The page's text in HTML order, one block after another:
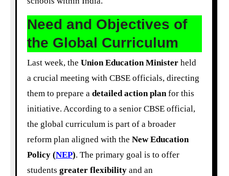
Need and Objectives of
the Global Curriculum
Last week, the Union Education Ministerheld
a crucial meeting with CBSE officials, directing
them to prepare a detailed action planfor this
initiative. According to a senior CBSE official,
the global curriculum is part of a broader
reform plan aligned with the New Education
Policy (NEP). The primary goal is to offer
students greater flexibilityand an